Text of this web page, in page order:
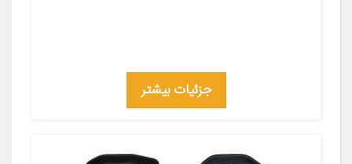
جزئیات بیشتر